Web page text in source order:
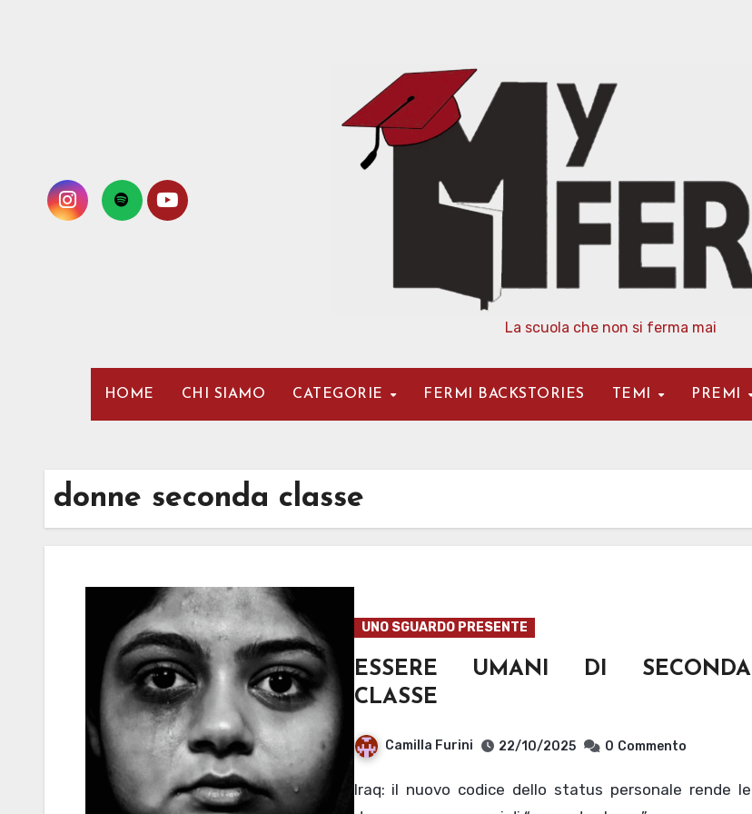
La scuola che non si ferma mai
HOME CHI SIAMO CATEGORIE FERMI BACKSTORIES TEMI PREMI
donne seconda classe
UNO SGUARDO PRESENTE
ESSERE UMANI DI SECONDA
CLASSE
Camilla Furini 22/10/2025 0 Commento
Iraq: il nuovo codice dello status personale rende le